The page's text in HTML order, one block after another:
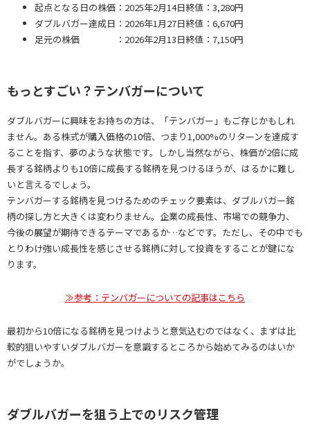
起点となる日の株価：2025年2月14日終値：3,280円
ダブルバガー達成日：2026年1月27日終値：6,670円
足元の株価 ：2026年2月13日終値：7,150円
もっとすごい？テンバガーについて
ダブルバガーに興味をお持ちの方は、「テンバガー」もご存じかもしれ
ません。ある株式が購入価格の10倍、つまり1,000%のリターンを達成す
ることを指す、夢のような状態です。しかし当然ながら、株価が2倍に成
長する銘柄よりも10倍に成長する銘柄を見つけるほうが、はるかに難し
いと言えるでしょう。
テンバガーする銘柄を見つけるためのチェック要素は、ダブルバガー銘
柄の探し方と大きくは変わりません。企業の成長性、市場での競争力、
今後の展望が期待できるテーマであるか…などです。ただし、その中でも
とりわけ強い成長性を感じさせる銘柄に対して投資をすることが鍵にな
ります。
≫参考：テンバガーについての記事はこちら
最初から10倍になる銘柄を見つけようと意気込むのではなく、まずは比
較的狙いやすいダブルバガーを意識するところから始めてみるのはいか
がでしょうか。
ダブルバガーを狙う上でのリスク管理